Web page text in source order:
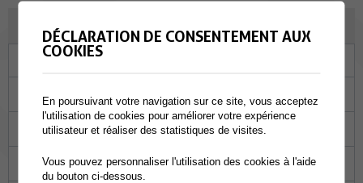
Ma
01 02
06 07 08 09
13 14 15 16 17
DÉCLARATION DE CONSENTEMENT AUX
COOKIES
En poursuivant votre navigation sur ce site, vous acceptez
l'utilisation de cookies pour améliorer votre expérience
utilisateur et réaliser des statistiques de visites.
Vous pouvez personnaliser l'utilisation des cookies à l'aide
du bouton ci-dessous.